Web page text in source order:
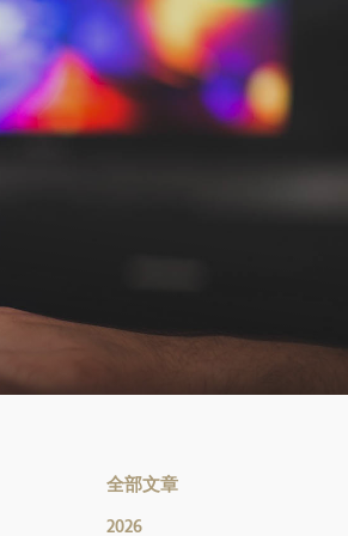
全部文章
2026